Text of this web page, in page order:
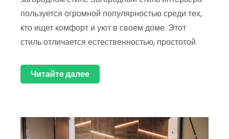
пользуется огромной популярностью среди тех,
кто ищет комфорт и уют в своем доме. Этот
стиль отличается естественностью, простотой
Читайте далее